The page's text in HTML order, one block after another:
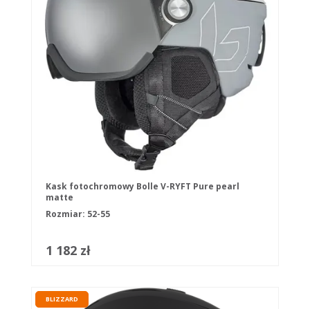
Kask fotochromowy Bolle V-RYFT Pure pearl
matte
Rozmiar: 52-55
1 182 zł
BLIZZARD